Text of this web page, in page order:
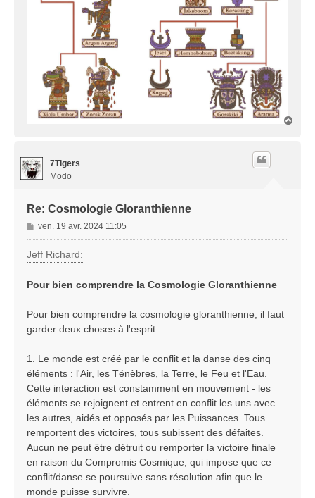
7Tigers
Modo
Re: Cosmologie Gloranthienne
M
e
s
s
g
ven. 19 avr. 2024 11:05
Jeff Richard:
Pour bien comprendre la Cosmologie Gloranthienne
Pour bien comprendre la cosmologie gloranthienne, il faut
garder deux choses à l'esprit :
1. Le monde est créé par le conflit et la danse des cinq
éléments : l'Air, les Ténèbres, la Terre, le Feu et l'Eau.
Cette interaction est constamment en mouvement - les
éléments se rejoignent et entrent en conflit les uns avec
les autres, aidés et opposés par les Puissances. Tous
remportent des victoires, tous subissent des défaites.
Aucun ne peut être détruit ou remporter la victoire finale
en raison du Compromis Cosmique, qui impose que ce
conflit/danse se poursuive sans résolution afin que le
monde puisse survivre.